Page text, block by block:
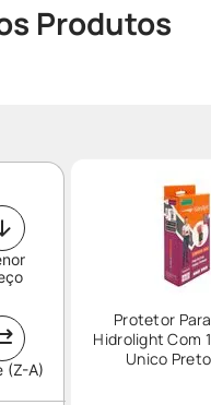
Produtos
(Z-A)
Protetor
Hidrolight Com
Unico